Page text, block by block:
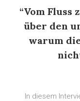
“Vom Fluss
über den
warum
In diesem